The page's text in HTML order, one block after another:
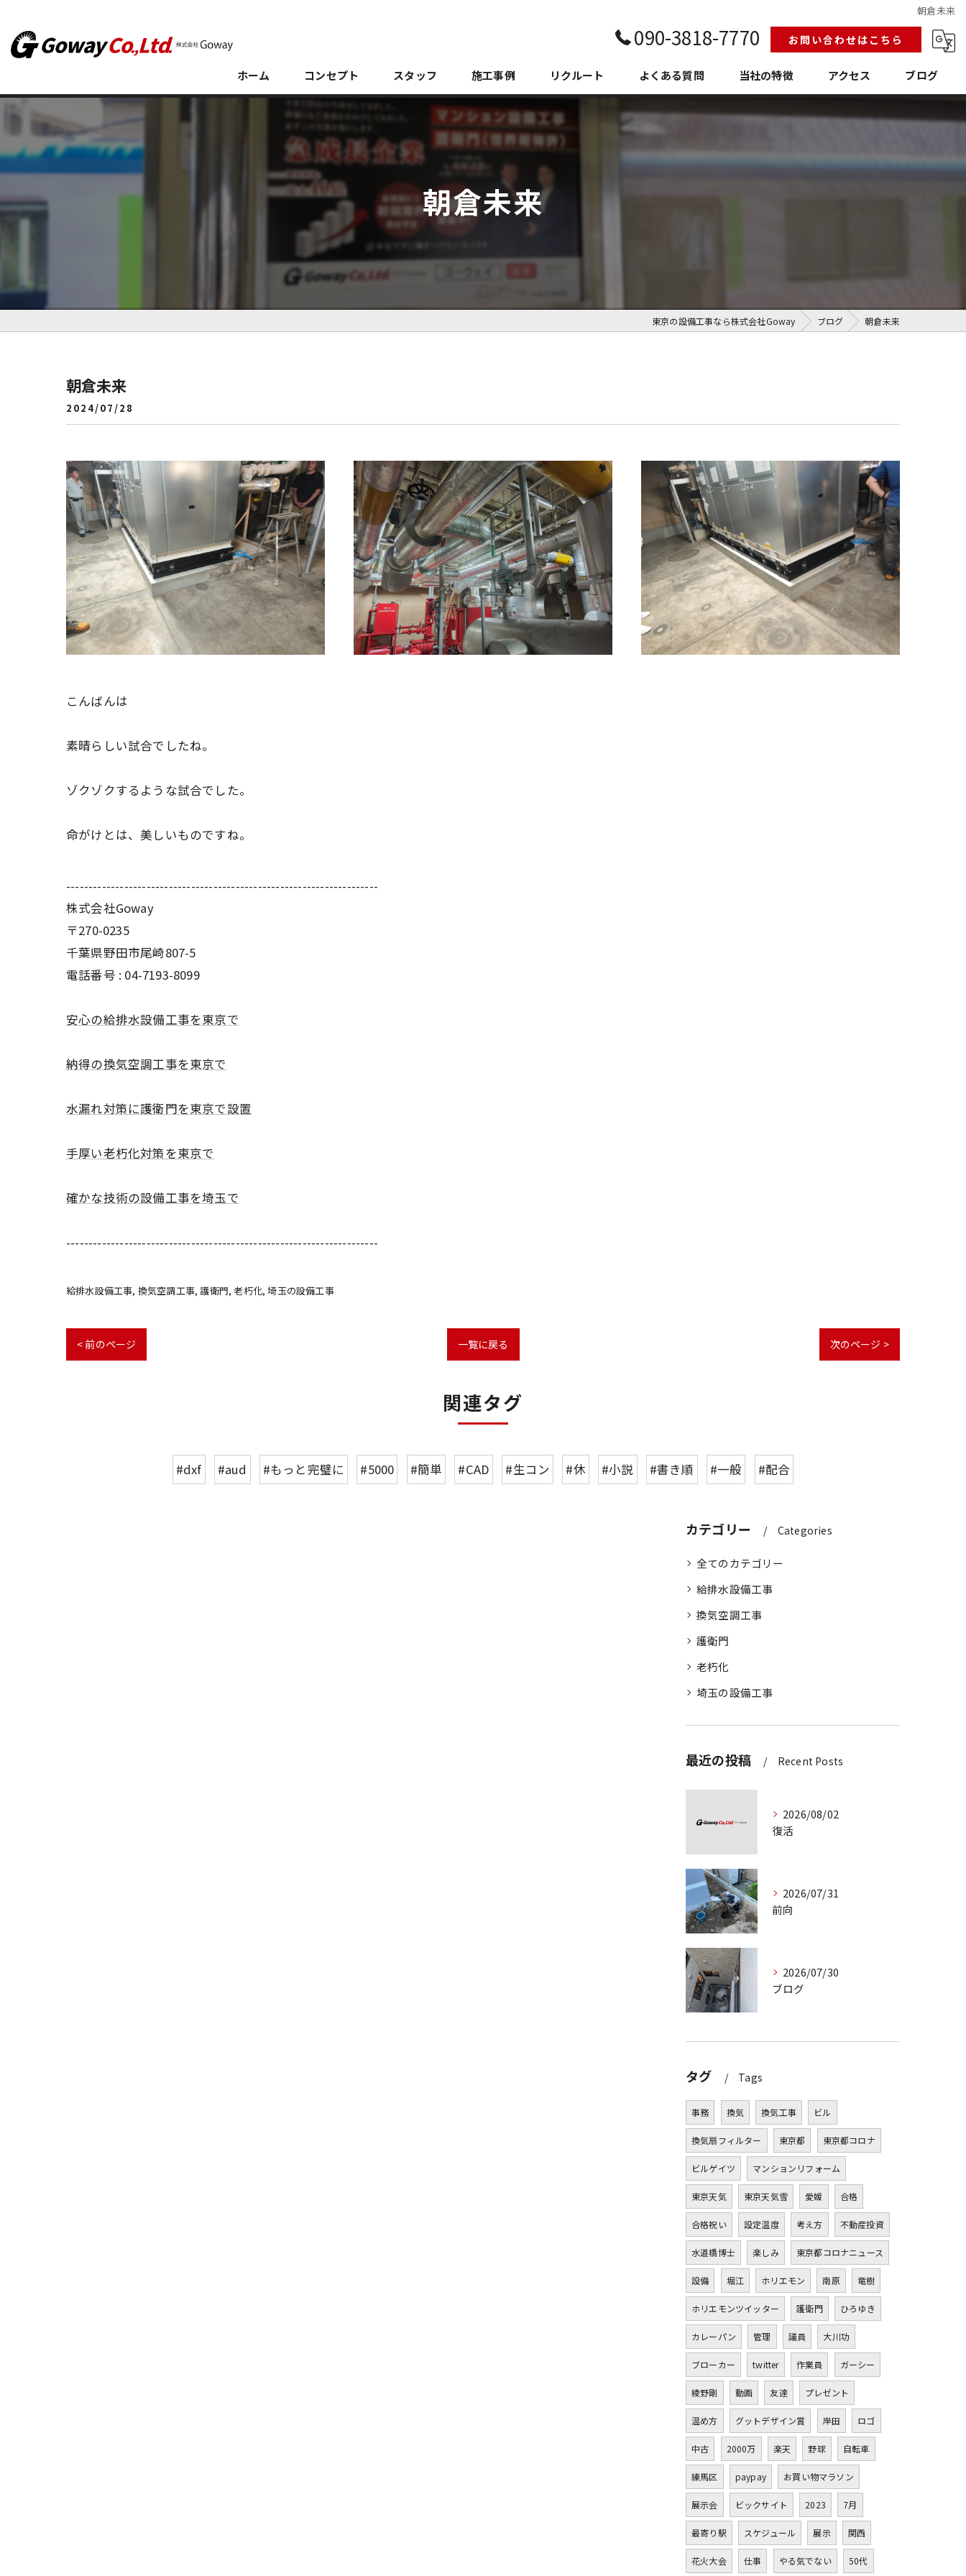
朝倉未来
090-3818-7770 お問い合わせはこちら
ホーム コンセプト スタッフ 施工事例 リクルート よくある質問 当社の特徴
換気空調工事
アクセス ブログ
朝倉未来
東京の設備工事なら株式会社Goway ブログ 朝倉未来
朝倉未来
2024/07/28
こんばんは
素晴らしい試合でしたね。
ゾクゾクするような試合でした。
命がけとは、美しいものですね。
----------------------------------------------------------------------
株式会社Goway
〒270-0235
千葉県野田市尾崎807-5
電話番号 : 04-7193-8099
安心の給排水設備工事を東京で
納得の換気空調工事を東京で
水漏れ対策に護衛門を東京で設置
手厚い老朽化対策を東京で
確かな技術の設備工事を埼玉で
----------------------------------------------------------------------
給排水設備工事 換気空調工事 護衛門 老朽化 埼玉の設備工事
< 前のページ 一覧に戻る 次のページ >
関連タグ
#dxf #aud #もっと完璧に #5000 #簡単 #CAD #生コン #休 #小説 #書き順 #一般 #配合
カテゴリー Categories
全てのカテゴリー
給排水設備工事
換気空調工事
護衛門
老朽化
埼玉の設備工事
最近の投稿 Recent Posts
2026/08/02
復活
2026/07/31
前向
2026/07/30
ブログ
タグ Tags
事務 換気 換気工事 ビル
換気扇フィルター 東京都 東京都コロナ
ビルゲイツ マンションリフォーム
東京天気 東京天気雪 愛媛 合格
合格祝い 設定温度 考え方 不動産投資
水道橋博士 楽しみ 東京都コロナニュース
設備 堀江 ホリエモン 南原 竜樹
ホリエモンツイッター 護衛門 ひろゆき
カレーパン 管理 議員 大川功
ブローカー twitter 作業員 ガーシー
綾野剛 動画 友達 プレゼント
温め方 グットデザイン賞 岸田 ロゴ
中古 2000万 楽天 野球 自転車
練馬区 paypay お買い物マラソン
展示会 ビックサイト 2023 7月
最寄り駅 スケジュール 展示 関西
花火大会 仕事 やる気でない 50代